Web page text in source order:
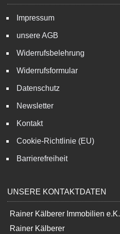
Impressum
unsere AGB
Widerrufsbelehrung
Widerrufsformular
Datenschutz
Newsletter
Kontakt
Cookie-Richtlinie (EU)
Barrierefreiheit
UNSERE KONTAKTDATEN
Rainer Kälberer Immobilien e.K.
Rainer Kälberer